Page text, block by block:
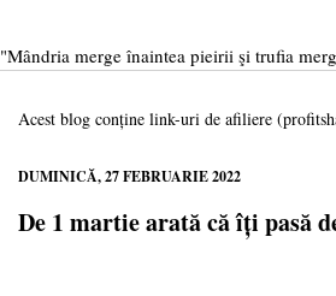
"Mândria merge înaintea pieirii şi trufia
Acest blog conține link-uri de afiliere
DUMINICĂ, 27 FEBRUARIE 2022
De 1 martie arată că îți pasă